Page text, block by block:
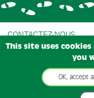
CONTACTEZ-NOUS
CONDITIONS
CONDITIONS
MENTIONS LÉGALES
This site uses
you
OK, accept